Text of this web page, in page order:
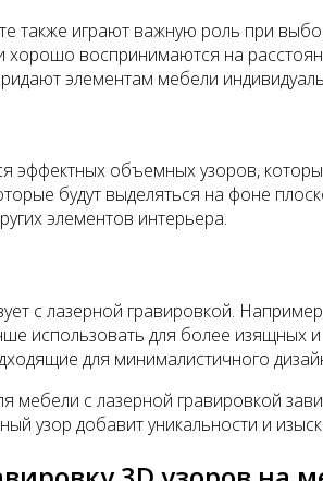
также играют важную роль при
хорошо воспринимаются на
элементам мебели
эффектных объемных узоров,
будут выделяться на фоне
элементов интерьера.
с лазерной гравировкой.
использовать для более
для минималистичного
с лазерной гравировкой
узор добавит уникальности и